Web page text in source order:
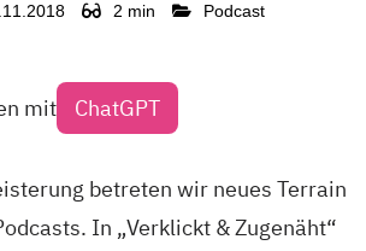
2 min Podcast
mit ChatGPT
betreten wir neues Terrain
In „Verklickt & Zugenäht“